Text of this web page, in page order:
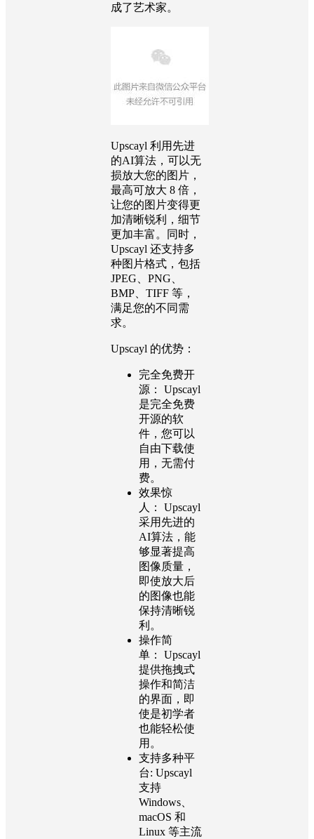
成了艺术家。
Upscayl 利用先进
的AI算法，可以无
损放大您的图片，
最高可放大 8 倍，
让您的图片变得更
加清晰锐利，细节
更加丰富。同时，
Upscayl 还支持多
种图片格式，包括
JPEG、PNG、
BMP、TIFF 等，
满足您的不同需
求。
Upscayl 的优势：
完全免费开
源：
Upscayl
是完全免费
开源的软
件，您可以
自由下载使
用，无需付
费。
效果惊
人：
Upscayl
采用先进的
AI算法，能
够显著提高
图像质量，
即使放大后
的图像也能
保持清晰锐
利。
操作简
单：
Upscayl
提供拖拽式
操作和简洁
的界面，即
使是初学者
也能轻松使
用。
支持多种平
台: Upscayl
支持
Windows、
macOS 和
Linux 等主流